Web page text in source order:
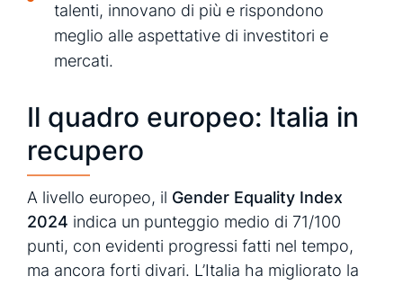
talenti, innovano di più e rispondono
meglio alle aspettative di investitori e
mercati.
Il quadro europeo: Italia in
recupero
A livello europeo, il Gender Equality Index
2024 indica un punteggio medio di 71/100
punti, con evidenti progressi fatti nel tempo,
ma ancora forti divari. L’Italia ha migliorato la